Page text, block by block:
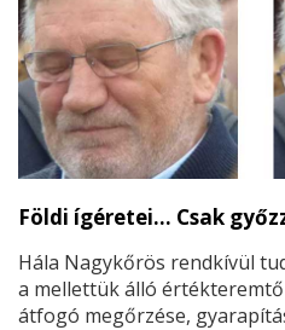
Földi ígéretei… Csak
Hála Nagykőrös rendkívül
a mellettük álló
átfogó megőrzése,